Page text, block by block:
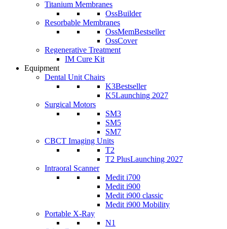
Titanium Membranes
OssBuilder
Resorbable Membranes
OssMemBestseller
OssCover
Regenerative Treatment
IM Cure Kit
Equipment
Dental Unit Chairs
K3Bestseller
K5Launching 2027
Surgical Motors
SM3
SM5
SM7
CBCT Imaging Units
T2
T2 PlusLaunching 2027
Intraoral Scanner
Medit i700
Medit i900
Medit i900 classic
Medit i900 Mobility
Portable X-Ray
N1